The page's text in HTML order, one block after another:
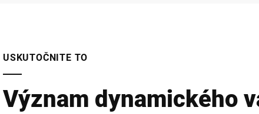
USKUTOČNITE TO
Význam dynamického